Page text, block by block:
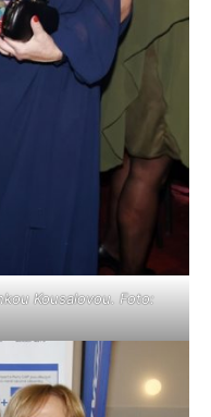
Kousalovou. Foto: